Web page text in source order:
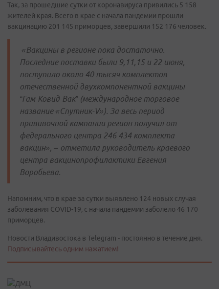
Так, за прошедшие сутки от коронавируса привились 5 158
жителей края. Всего в крае с начала пандемии прошли
вакцинацию 201 145 приморцев, завершили 152 176 человек.
«Вакцины в регионе пока достаточно.
Последние поставки были 9,11,15 и 22 июня,
поступило около 40 тысяч комплектов
отечественной двухкомпонентной вакцины
“Гам-Ковид-Вак” (международное торговое
название «Спутник-V»). За весь период
прививочной кампании регион получил от
федерального центра 246 434 комплекта
вакцин», – отметила руководитель краевого
центра вакцинопрофилактики Евгения
Воробьева.
Напомним, что в крае за сутки выявлено 124 новых случая
заболевания COVID-19, с начала пандемии заболело 46 170
приморцев.
Новости Владивостока в Telegram - постоянно в течение дня.
Подписывайтесь одним нажатием!